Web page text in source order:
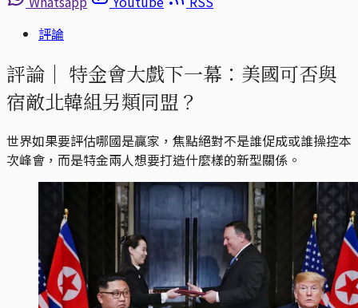
評論
評論｜ 特金會大戲下一幕：美國可否與
宿敵北韓組另類同盟？
世界如果要評估哪國是贏家，焦點絕對不是誰促成或誰操控本
次峰會，而是特金兩人想要打造什麼樣的新型關係。